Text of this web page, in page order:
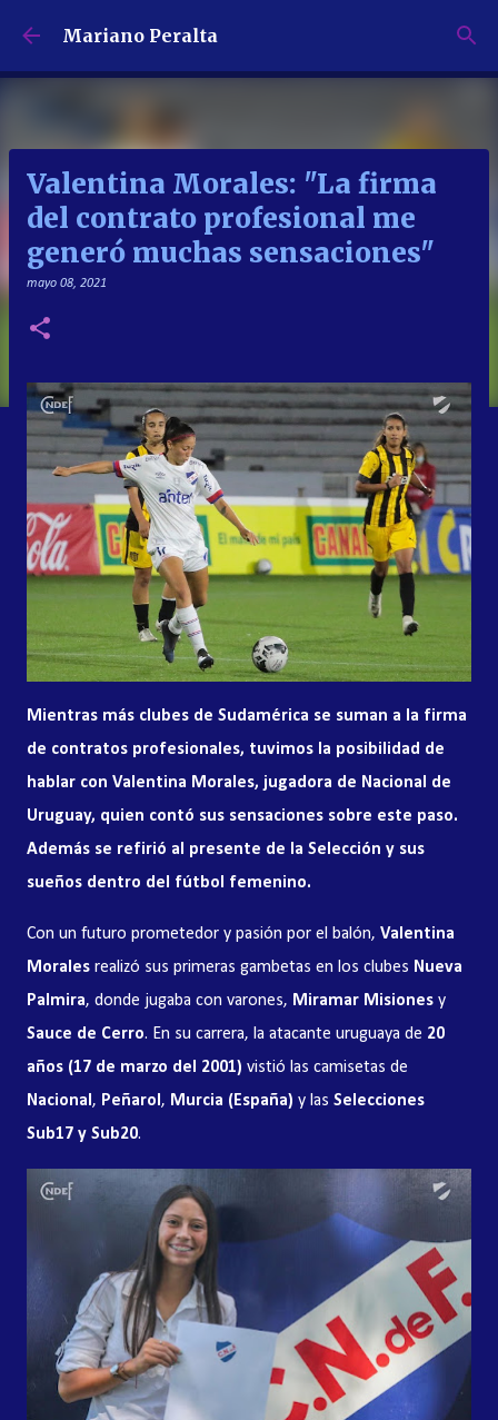
Ir al contenido principal
Mariano Peralta
Valentina Morales: "La firma
del contrato profesional me
generó muchas sensaciones"
mayo 08, 2021
Mientras más clubes de Sudamérica se suman a la firma
de contratos profesionales, tuvimos la posibilidad de
hablar con Valentina Morales, jugadora de Nacional de
Uruguay, quien contó sus sensaciones sobre este paso.
Además se refirió al presente de la Selección y sus
sueños dentro del fútbol femenino.
Con un futuro prometedor y pasión por el balón, Valentina
Morales realizó sus primeras gambetas en los clubes Nueva
Palmira, donde jugaba con varones, Miramar Misiones y
Sauce de Cerro. En su carrera, la atacante uruguaya de 20
años (17 de marzo del 2001) vistió las camisetas de
Nacional , Peñarol , Murcia (España) y las Selecciones
Sub17 y Sub20.